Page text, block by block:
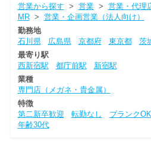
営業から探す > 営業> 営業・代理
MR> 営業・企画営業（法人向け）
勤務地
石川県
広島県 京都府 東京都
茨
最寄り駅
西新宿駅
都庁前駅
新宿駅
業種
専門店（メガネ・貴金属）
特徴
第二新卒歓迎
転勤なし ブランクOK
年齢30代